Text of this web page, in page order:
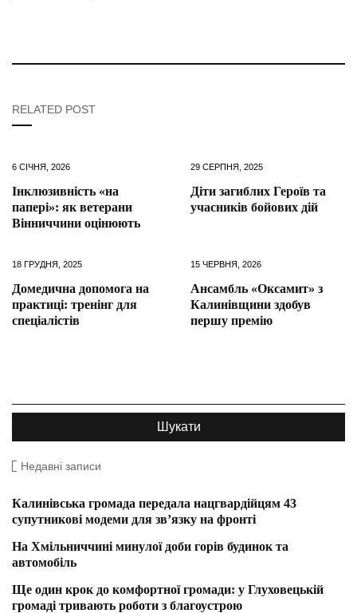
RELATED POST
6 СІЧНЯ, 2026
Інклюзивність «на
папері»: як ветерани
Вінниччини оцінюють
29 СЕРПНЯ, 2025
Діти загиблих Героїв та
учасників бойових дій
18 ГРУДНЯ, 2025
Домедична допомога на
практиці: тренінг для
спеціалістів
15 ЧЕРВНЯ, 2026
Ансамбль «Оксамит» з
Калинівщини здобув
першу премію
Недавні записи
Калинівська громада передала нацгвардійцям 43
супутникові модеми для зв’язку на фронті
На Хмільниччині минулої доби горів будинок та
автомобіль
Ще один крок до комфортної громади: у Глуховецькій
громаді тривають роботи з благоустрою